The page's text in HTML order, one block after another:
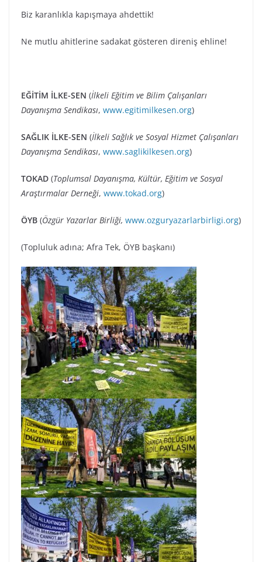
Biz karanlıkla kapışmaya ahdettik!
Ne mutlu ahitlerine sadakat gösteren direniş ehline!
EĞİTİM İLKE-SEN (İlkeli Eğitim ve Bilim Çalışanları
Dayanışma Sendikası, www.egitimilkesen.org)
SAĞLIK İLKE-SEN (İlkeli Sağlık ve Sosyal Hizmet Çalışanları
Dayanışma Sendikası, www.saglikilkesen.org)
TOKAD (Toplumsal Dayanışma, Kültür, Eğitim ve Sosyal
Araştırmalar Derneği, www.tokad.org)
ÖYB (Özgür Yazarlar Birliği, www.ozguryazarlarbirligi.org)
(Topluluk adına; Afra Tek, ÖYB başkanı)